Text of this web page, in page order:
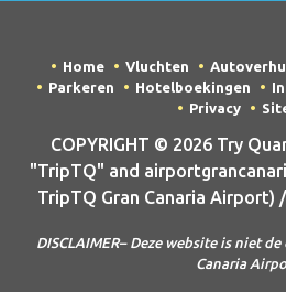
Home Vluchten
Parkeren
Hotelboekingen
Privacy
COPYRIGHT © 2026 Try
"TripTQ" and
TripTQ Gran Canaria Airport)
DISCLAIMER– Deze website is niet
Canaria